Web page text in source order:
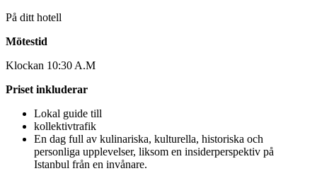
På ditt hotell
Mötestid
Klockan 10:30 A.M
Priset inkluderar
Lokal guide till
kollektivtrafik
En dag full av kulinariska, kulturella, historiska och
personliga upplevelser, liksom en insiderperspektiv på
Istanbul från en invånare.